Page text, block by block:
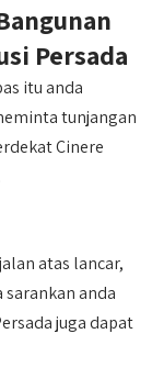
Persada
itu anda
tunjangan
Cinere
atas lancar,
anda
juga dapat